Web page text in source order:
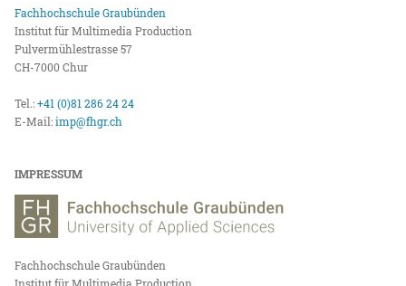
Fachhochschule Graubünden
Institut für Multimedia Production
Pulvermühlestrasse 57
CH-7000 Chur
Tel.:+41 (0)81 286 24 24
E-Mail:imp@fhgr.ch
IMPRESSUM
Fachhochschule Graubünden